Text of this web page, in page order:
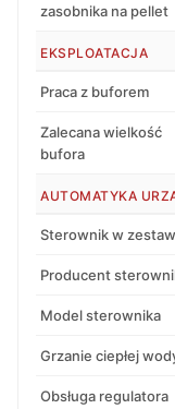
zasobnika na pellet
EKSPLOATACJA
Praca z buforem
Zalecana wielkość
bufora
AUTOMATYKA
Sterownik w
Producent
Model sterownika
Grzanie ciepłej
Obsługa regulatora